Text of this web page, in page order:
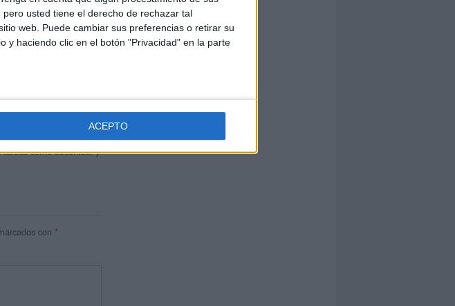
usted tiene el derecho de rechazar tal
web. Puede cambiar sus preferencias o retirar su
y haciendo clic en el botón "Privacidad" en la parte
ACEPTO
Ginés y
que encontramos
como docentes, y
con *